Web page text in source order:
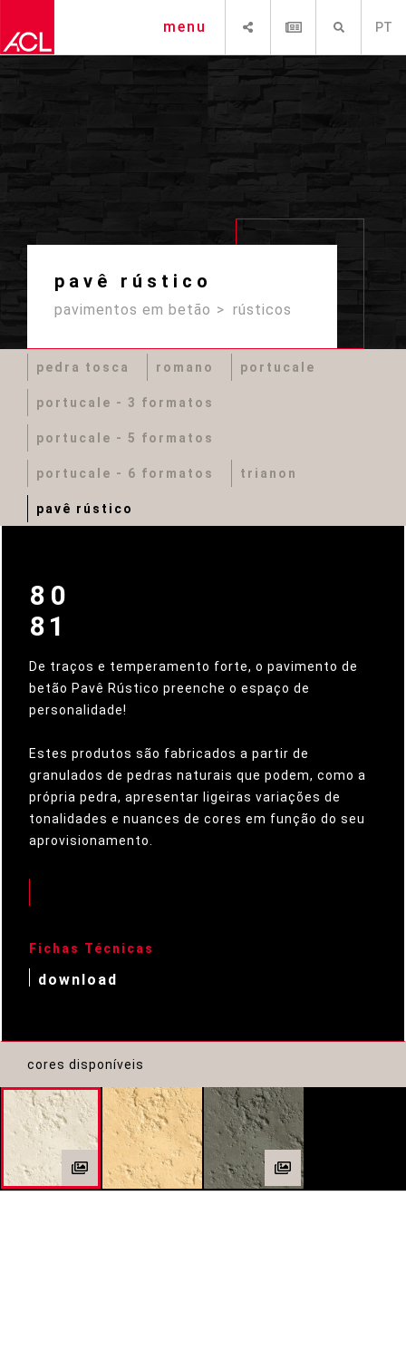
PT
menu
pavê rústico
pavimentos em betão rústicos
pedra tosca romano portucale
portucale - 3 formatos
portucale - 5 formatos
portucale - 6 formatos trianon
pavê rústico
80
81
De traços e temperamento forte, o pavimento de
betão Pavê Rústico preenche o espaço de
personalidade!
Estes produtos são fabricados a partir de
granulados de pedras naturais que podem, como a
própria pedra, apresentar ligeiras variações de
tonalidades e nuances de cores em função do seu
aprovisionamento.
Fichas Técnicas
download
cores disponíveis